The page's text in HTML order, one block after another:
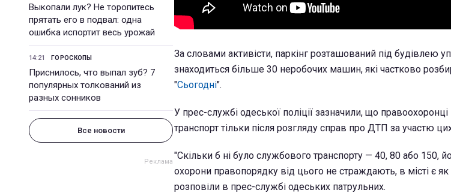
Выкопали лук? Не торопитесь
прятать его в подвал: одна
ошибка испортит весь урожай
14:21 ГОРОСКОПЫ
Приснилось, что выпал зуб? 7
популярных толкований из
разных сонников
Все новости
За словами активісти, паркінг розташований під будівлею
знаходиться більше 30 неробочих машин, які частково
"Сьогодні".
У прес-службі одеської поліції зазначили, що
транспорт тільки після розгляду справ про ДТП за участю
"Скільки б ні було службового транспорту — 40, 80 або 150,
охорони правопорядку від цього не страждають, в місті є як
розповіли в прес-службі одеських патрульних.